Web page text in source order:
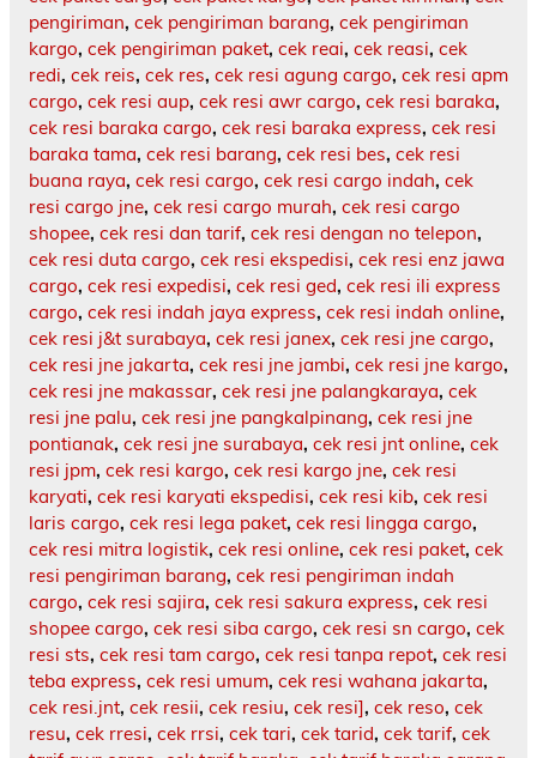
pengiriman, cek pengiriman barang, cek pengiriman
kargo, cek pengiriman paket, cek reai, cek reasi, cek
redi, cek reis, cek res, cek resi agung cargo, cek resi apm
cargo, cek resi aup, cek resi awr cargo, cek resi baraka,
cek resi baraka cargo, cek resi baraka express, cek resi
baraka tama, cek resi barang, cek resi bes, cek resi
buana raya, cek resi cargo, cek resi cargo indah, cek
resi cargo jne, cek resi cargo murah, cek resi cargo
shopee, cek resi dan tarif, cek resi dengan no telepon,
cek resi duta cargo, cek resi ekspedisi, cek resi enz jawa
cargo, cek resi expedisi, cek resi ged, cek resi ili express
cargo, cek resi indah jaya express, cek resi indah online,
cek resi j&t surabaya, cek resi janex, cek resi jne cargo,
cek resi jne jakarta, cek resi jne jambi, cek resi jne kargo,
cek resi jne makassar, cek resi jne palangkaraya, cek
resi jne palu, cek resi jne pangkalpinang, cek resi jne
pontianak, cek resi jne surabaya, cek resi jnt online, cek
resi jpm, cek resi kargo, cek resi kargo jne, cek resi
karyati, cek resi karyati ekspedisi, cek resi kib, cek resi
laris cargo, cek resi lega paket, cek resi lingga cargo,
cek resi mitra logistik, cek resi online, cek resi paket, cek
resi pengiriman barang, cek resi pengiriman indah
cargo, cek resi sajira, cek resi sakura express, cek resi
shopee cargo, cek resi siba cargo, cek resi sn cargo, cek
resi sts, cek resi tam cargo, cek resi tanpa repot, cek resi
teba express, cek resi umum, cek resi wahana jakarta,
cek resi.jnt, cek resii, cek resiu, cek resi], cek reso, cek
resu, cek rresi, cek rrsi, cek tari, cek tarid, cek tarif, cek